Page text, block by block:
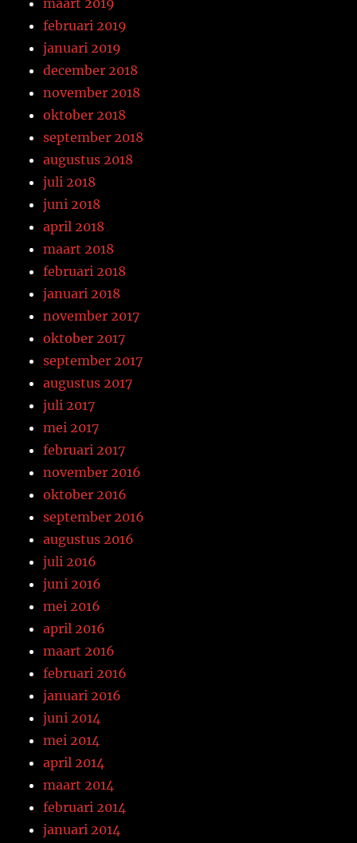
februari 2019
januari 2019
december 2018
november 2018
oktober 2018
september 2018
augustus 2018
juli 2018
juni 2018
april 2018
maart 2018
februari 2018
januari 2018
november 2017
oktober 2017
september 2017
augustus 2017
juli 2017
mei 2017
februari 2017
november 2016
oktober 2016
september 2016
augustus 2016
juli 2016
juni 2016
mei 2016
april 2016
maart 2016
februari 2016
januari 2016
juni 2014
mei 2014
april 2014
maart 2014
februari 2014
januari 2014